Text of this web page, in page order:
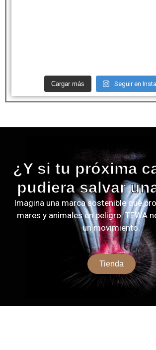
Cargar más Seguir en
¿Y si tu próxima
pudiera salvar
Imagina una marca sostenible que
mares y animales en peligro. TEWA
un movimiento.
Tienda